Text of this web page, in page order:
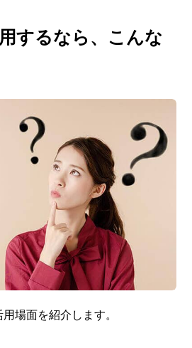
人さんの優待ワザ＆優待生
活も公開中。
するなら、こんな
場面を紹介します。